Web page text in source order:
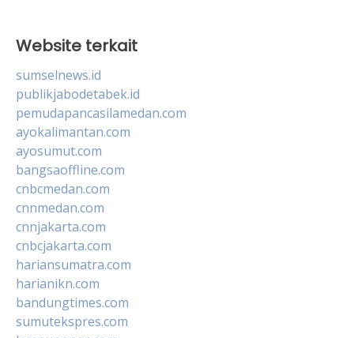
Website terkait
sumselnews.id
publikjabodetabek.id
pemudapancasilamedan.com
ayokalimantan.com
ayosumut.com
bangsaoffline.com
cnbcmedan.com
cnnmedan.com
cnnjakarta.com
cnbcjakarta.com
hariansumatra.com
harianikn.com
bandungtimes.com
sumutekspres.com